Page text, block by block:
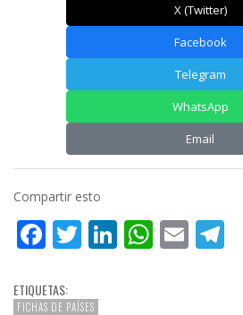
X (Twitter)
Facebook
Telegram
WhatsApp
Email
Compartir esto
Facebook
Twitter
LinkedIn
Email
ETIQUETAS:
FICHAS DE PAÍSES